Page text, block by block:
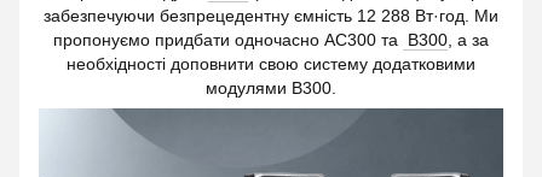
забезпечуючи безпрецедентну ємність 12 288 Вт·год. Ми
пропонуємо придбати одночасно AC300 та
B300 , а за
необхідності доповнити свою систему додатковими
модулями B300.